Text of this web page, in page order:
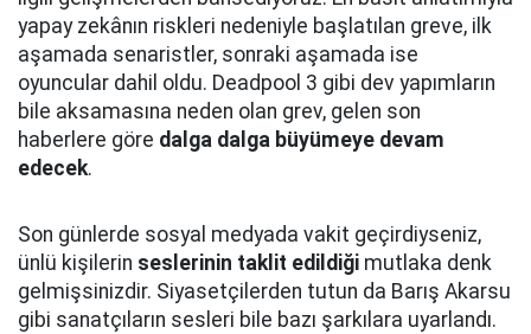
yapay zekânın riskleri nedeniyle başlatılan greve, ilk
aşamada senaristler, sonraki aşamada ise
oyuncular dahil oldu. Deadpool 3 gibi dev yapımların
bile aksamasına neden olan grev, gelen son
haberlere göre dalga dalga büyümeye devam
edecek.
Son günlerde sosyal medyada vakit geçirdiyseniz,
ünlü kişilerin seslerinin taklit edildiği mutlaka denk
gelmişsinizdir. Siyasetçilerden tutun da Barış Akarsu
gibi sanatçıların sesleri bile bazı şarkılara uyarlandı.